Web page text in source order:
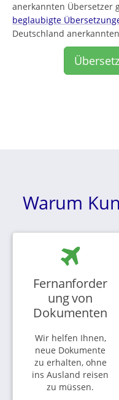
anerkannten Übersetzer
beglaubigte
Deutschland
Warum
Fernanforder
ung von
Dokumenten
Wir helfen Ihnen,
neue Dokumente
zu erhalten, ohne
ins Ausland reisen
zu müssen.